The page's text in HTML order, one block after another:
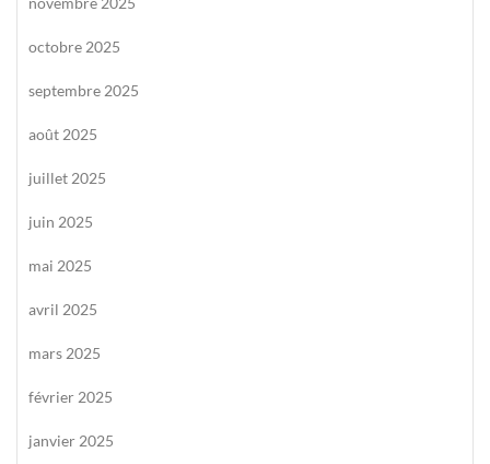
octobre 2025
septembre 2025
août 2025
juillet 2025
juin 2025
mai 2025
avril 2025
mars 2025
février 2025
janvier 2025